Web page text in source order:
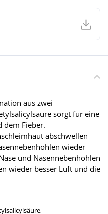
aus zwei
sorgt für eine
dem Fieber.
abschwellen
wieder
und Nasennebenhöhlen
wieder besser Luft und die